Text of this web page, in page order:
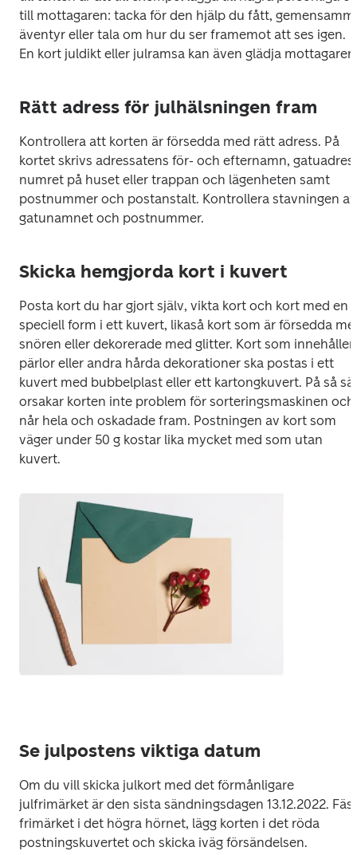
till mottagaren: tacka för den hjälp du fått,
äventyr eller tala om hur du ser framemot att ses igen.
Rätt adress för julhälsningen fram
Kontrollera att korten är försedda med rätt adress. På
kortet skrivs adressatens för- och efternamn,
numret på huset eller trappan och lägenheten samt
postnummer och postanstalt. Kontrollera stavningen av
gatunamnet och postnummer.
Skicka hemgjorda kort i kuvert
Posta kort du har gjort själv, vikta kort och kort med en
speciell form i ett kuvert, likaså kort som är försedda
snören eller dekorerade med glitter. Kort som innehåller
pärlor eller andra hårda dekorationer ska postas i ett
kuvert med bubbelplast eller ett kartongkuvert. På så
orsakar korten inte problem för sorteringsmaskinen och
når hela och oskadade fram. Postningen av kort som
väger under 50 g kostar lika mycket med som utan
kuvert.
Se julpostens viktiga datum
Om du vill skicka julkort med det förmånligare
julfrimärket är den sista sändningsdagen 13.12.2022. Fäst
frimärket i det högra hörnet, lägg korten i det röda